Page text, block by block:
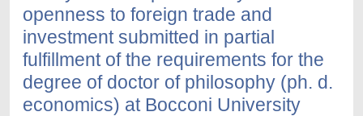
openness to foreign trade and
investment submitted in partial
fulfillment of the requirements for the
degree of doctor of philosophy (ph. d.
economics) at Bocconi University